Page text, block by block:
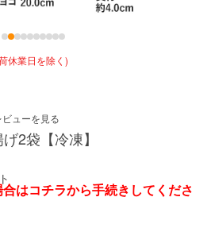
休業日を除く)
ビューを見る
2袋【冷凍】
はコチラから手続きしてくださ